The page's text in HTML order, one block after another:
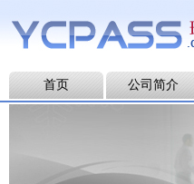
首页 公司简介